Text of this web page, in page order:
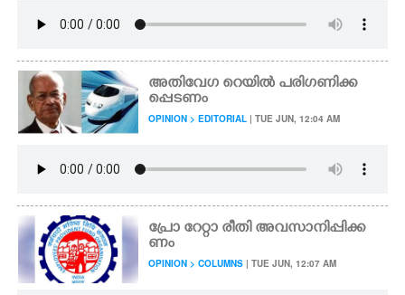
അതിവേഗ റെയിൽ പരിഗണിക്ക
പ്പെടണം
OPINION > EDITORIAL | TUE JUN, 12:04 AM
പ്രോ റേറ്റാ രീതി അവസാനിപ്പിക്ക
ണം
OPINION > COLUMNS | TUE JUN, 12:07 AM